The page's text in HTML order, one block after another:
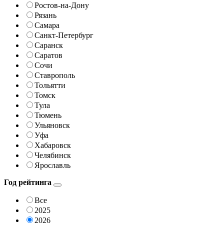
Ростов-на-Дону
Рязань
Самара
Санкт-Петербург
Саранск
Саратов
Сочи
Ставрополь
Тольятти
Томск
Тула
Тюмень
Ульяновск
Уфа
Хабаровск
Челябинск
Ярославль
Год рейтинга
Все
2025
2026